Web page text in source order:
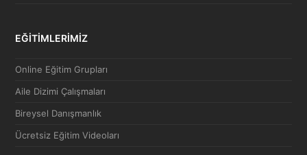
EĞİTİMLERİMİZ
Online Eğitim Grupları
Aile Dizimi Çalışmaları
Bireysel Danışmanlık
Ücretsiz Eğitim Videoları